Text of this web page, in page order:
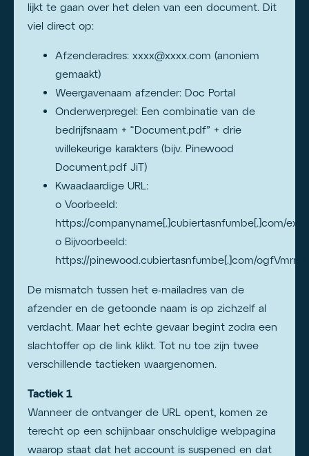
lijkt te gaan over het delen van een document. Dit
viel direct op:
Afzenderadres: xxxx@xxxx.com (anoniem
gemaakt)
Weergavenaam afzender: Doc Portal
Onderwerpregel: Een combinatie van de
bedrijfsnaam + “Document.pdf” + drie
willekeurige karakters (bijv. Pinewood
Document.pdf JiT)
Kwaadaardige URL:
o Voorbeeld:
https://companyname[.]cubiertasnfumbe[.]com/ext
o Bijvoorbeeld:
https://pinewood.cubiertasnfumbe[.]com/ogfVmrrii9
De mismatch tussen het e-mailadres van de
afzender en de getoonde naam is op zichzelf al
verdacht. Maar het echte gevaar begint zodra een
slachtoffer op de link klikt. Tot nu toe zijn twee
verschillende tactieken waargenomen.
Tactiek 1
Wanneer de ontvanger de URL opent, komen ze
terecht op een schijnbaar onschuldige webpagina
waarop staat dat het account is suspened en dat